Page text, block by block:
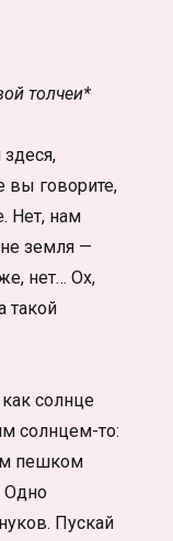
толчеи*
вы говорите,
Нет, нам
земля —
нет… Ох,
такой
солнце
солнцем-то:
пешком
Одно
Пускай